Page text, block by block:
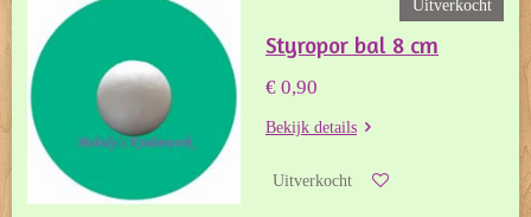
Uitverkocht
Styropor bal 8 cm
€ 0,90
Bekijk details
Uitverkocht